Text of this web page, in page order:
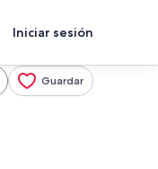
Iniciar sesión
Guardar